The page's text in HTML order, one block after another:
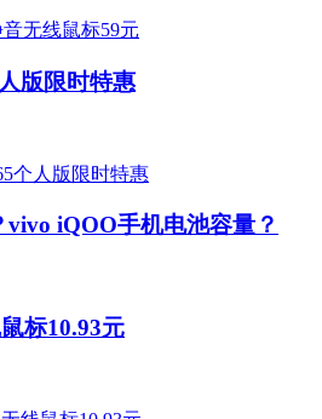
版限时特惠
iQOO手机电池容量？
标10.93元